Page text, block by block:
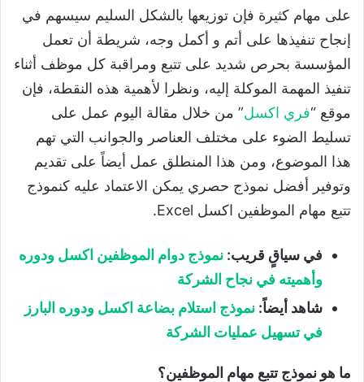
على مهام كثيرة فإن توزيعها بالشكل السليم سيسهم في
إنجاح تنفيذها على أتم و أكمل وجه، شريطة أن تعمل
المؤسسة بحرص شديد على تتبع ومراقبة كل موظف أثناء
تنفيذ المهمة الموكلة إليه، ونظرا لأهمية هذه النقطة، فإن
موقع “فري اكسل” من خلال مقالة اليوم عمل على
تسليط الضوء على مختلف العناصر والجوانب التي تهم
هذا الموضوع، ومن هذا المنطلق عمل أيضاً على تقديم
وتوفير أفضل نموذج حصري يمكن الاعتماد عليه كنموذج
تتبع مهام الموظفين اكسل Excel.
في سياقٍ قريب: نموذج دوام الموظفين اكسل ودوره
وأهميته في نجاح الشركة
شاهد أيضاً: نموذج استلام بضاعة اكسل ودوره البارز
في تسهيل عمليات الشركة
ما هو نموذج تتبع مهام الموظفين؟